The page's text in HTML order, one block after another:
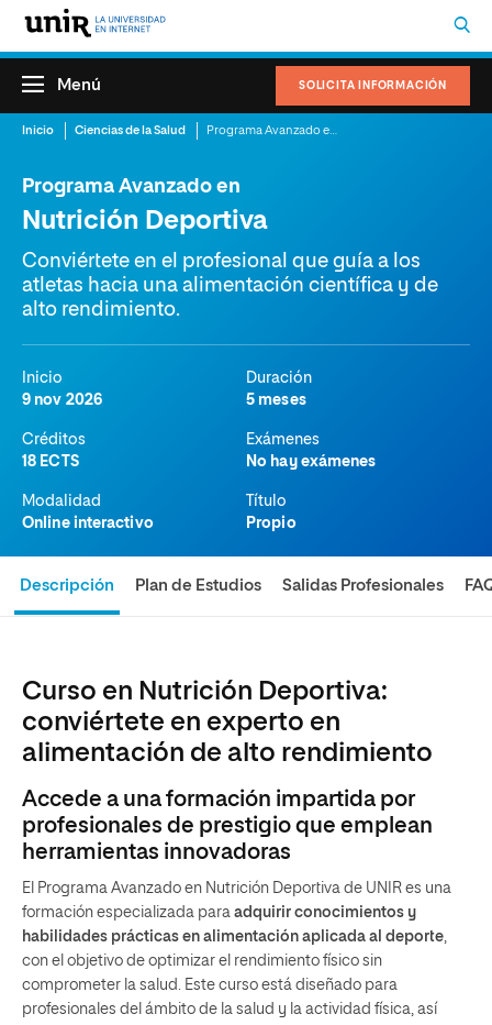
SOLICITA INFORMACIÓN
Menú
Inicio Ciencias de la Salud
Programa Avanzado en
Nutrición Deportiva
Conviértete en el profesional que guía a los
atletas hacia una alimentación científica y de
alto rendimiento.
Inicio
9 nov 2026
Duración
5 meses
Créditos
18 ECTS
Exámenes
No hay exámenes
Modalidad
Online interactivo
Título
Propio
Descripción Plan de Estudios Salidas Profesionales
Curso en Nutrición Deportiva:
conviértete en experto en
alimentación de alto rendimiento
Accede a una formación impartida por
profesionales de prestigio que emplean
herramientas innovadoras
El Programa Avanzado en Nutrición Deportiva de UNIR es una
formación especializada para adquirir conocimientos y
habilidades prácticas en alimentación aplicada al deporte,
con el objetivo de optimizar el rendimiento físico sin
comprometer la salud. Este curso está diseñado para
profesionales del ámbito de la salud y la actividad física, así